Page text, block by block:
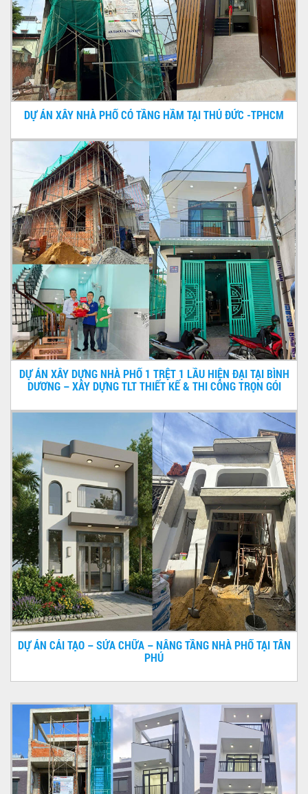
DỰ ÁN XÂY NHÀ PHỐ CÓ TẦNG HẦM TẠI THỦ ĐỨC -TPHCM
DỰ ÁN XÂY DỰNG NHÀ PHỐ 1 TRỆT 1 LẦU HIỆN ĐẠI TẠI BÌNH
DƯƠNG – XÂY DỰNG TLT THIẾT KẾ & THI CÔNG TRỌN GÓI
DỰ ÁN CẢI TẠO – SỬA CHỮA – NÂNG TẦNG NHÀ PHỐ TẠI TÂN
PHÚ